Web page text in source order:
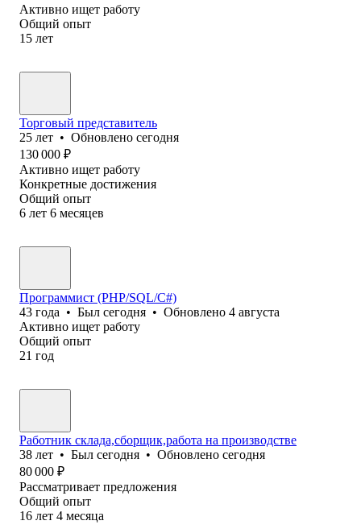
Активно ищет работу
Общий опыт
15 лет
Торговый представитель
25 лет • Обновлено сегодня
130 000 ₽
Активно ищет работу
Конкретные достижения
Общий опыт
6 лет 6 месяцев
Программист (PHP/SQL/C#)
43 года • Был сегодня • Обновлено 4 августа
Активно ищет работу
Общий опыт
21 год
Работник склада,сборщик,работа на производстве
38 лет • Был сегодня • Обновлено сегодня
80 000 ₽
Рассматривает предложения
Общий опыт
16 лет 4 месяца